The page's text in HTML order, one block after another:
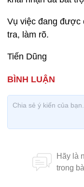
Vụ việc đang được
tra, làm rõ.
Tiến Dũng